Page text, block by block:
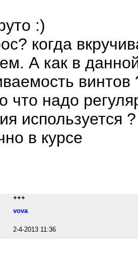
:)
когда
А как в
винтов
что надо
используется ?
в курсе
+++
vova
2-4-2013 11:36